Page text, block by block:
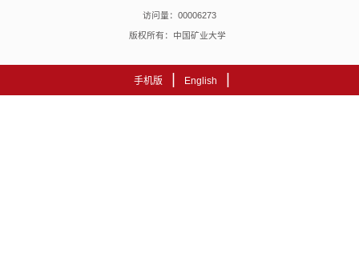
访问量： 00006273
版权所有：中国矿业大学
手机版 | English |